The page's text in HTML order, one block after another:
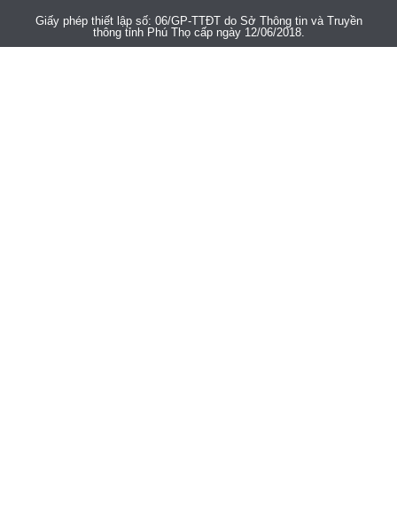
Giấy phép thiết lập số: 06/GP-TTĐT do Sở Thông tin và Truyền
thông tỉnh Phú Thọ cấp ngày 12/06/2018.